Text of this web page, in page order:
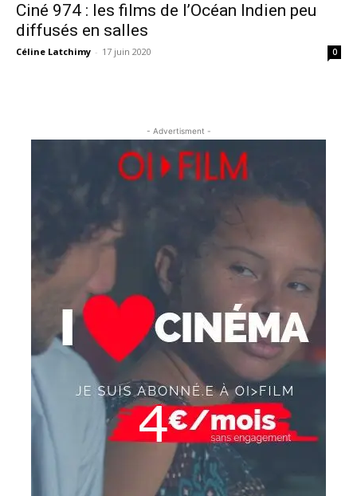
Ciné 974 : les films de l’Océan Indien peu
diffusés en salles
Céline Latchimy - 17 juin 2020 0
- Advertisment -